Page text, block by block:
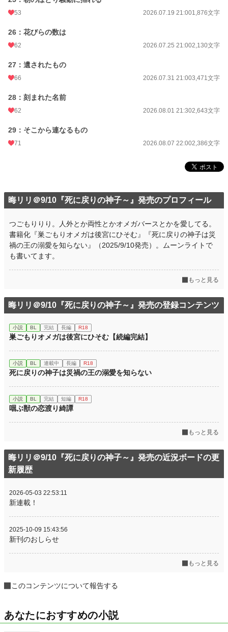
53 2026.07.19 21:001,876文字
26：花びらの数は
62 2026.07.25 21:002,130文字
27：遺されたもの
66 2026.07.31 21:003,471文字
28：刻まれた名前
62 2026.08.01 21:302,643文字
29：そこから連なるもの
71 2026.08.07 22:002,386文字
晦リリ＠9/10『死に戻りの神子～』発売のプロフィール
つごもりりり。人外とか両性とかオメガバースとかを愛してる。
書籍化『巣ごもりオメガは後宮にひそむ』『死に戻りの神子は災
禍の王の溺愛を知らない』（2025/9/10発売）。ムーンライトで
も書いてます。
もっと見る
晦リリ＠9/10『死に戻りの神子～』発売の登録コンテンツ
小説 BL 完結 長編 R18
巣ごもりオメガは後宮にひそむ【続編完結】
小説 BL 連載中 長編 R18
死に戻りの神子は災禍の王の溺愛を知らない
小説 BL 完結 短編 R18
咽ぶ獣の恋渡り綺譚
もっと見る
晦リリ＠9/10『死に戻りの神子～』発売の近況ボードの更
新履歴
2026-05-03 22:53:11
新連載！
2025-10-09 15:43:56
新刊のおしらせ
もっと見る
このコンテンツについて報告する
あなたにおすすめの小説